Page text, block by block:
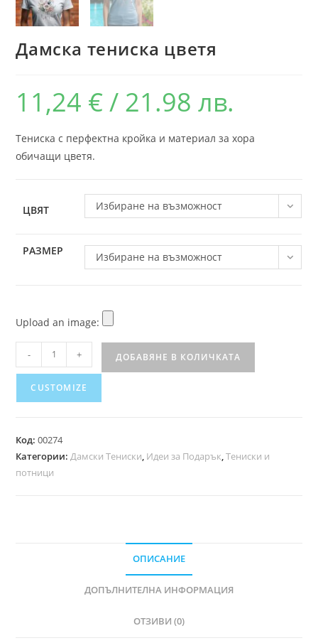
Дамска тениска цветя
11,24 € / 21.98 лв.
Тениска с перфектна кройка и материал за хора
обичащи цветя.
ЦВЯТ Избиране на възможност
РАЗМЕР Избиране на възможност
Upload an image:
- + ДОБАВЯНЕ В КОЛИЧКАТА
CUSTOMIZE
Код:00274
Категории: Дамски Тениски Идеи за Подарък ,Тениски и
потници
ОПИСАНИЕ
ДОПЪЛНИТЕЛНА ИНФОРМАЦИЯ
ОТЗИВИ (0)